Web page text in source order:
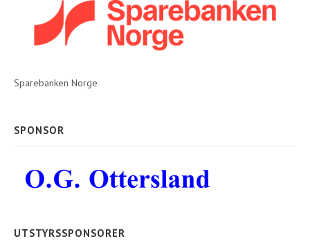
Sparebanken Norge
SPONSOR
UTSTYRSSPONSORER